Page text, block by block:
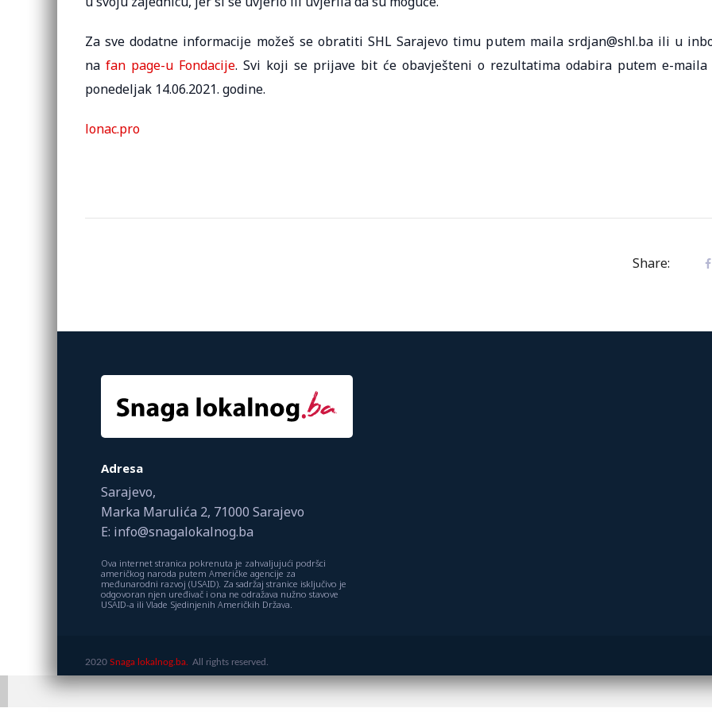
Za sve dodatne informacije možeš se obratiti SHL Sarajevo timu putem maila srdjan@shl.ba ili u
nafan page-u Fondacije. Svi koji se prijave bit će obavješteni o rezultatima odabira putem e-maila
ponedeljak 14.06.2021. godine.
lonac.pro
Share:
Adresa
Sarajevo,
Marka Marulića 2, 71000 Sarajevo
E: info@snagalokalnog.ba
Ova internet stranica pokrenuta je zahvaljujući podršci
američkog naroda putem Američke agencije za
međunarodni razvoj (USAID). Za sadržaj stranice isključivo je
odgovoran njen uređivač i ona ne odražava nužno stavove
USAID-a ili Vlade Sjedinjenih Američkih Država.
2020 Snaga lokalnog.ba. All rights reserved.